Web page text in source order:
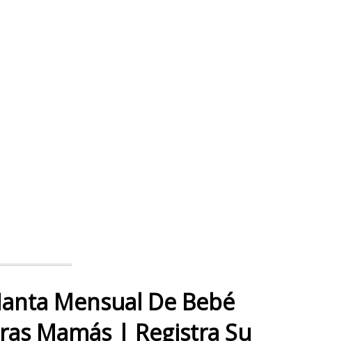
Mensual De Bebé
Mamás | Registra Su